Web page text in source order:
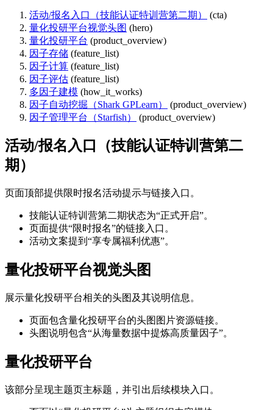
活动/报名入口（技能认证特训营第二期）
(cta)
量化投研平台视觉头图 (hero)
量化投研平台 (product_overview)
因子存储 (feature_list)
因子计算 (feature_list)
因子评估 (feature_list)
多因子建模 (how_it_works)
因子自动挖掘（Shark GPLearn）
(product_overview)
因子管理平台（Starfish）
(product_overview)
活动/报名入口（技能认证特训营第二
期）
页面顶部提供限时报名活动提示与链接入口。
技能认证特训营第二期状态为“正式开启”。
页面提供“限时报名”的链接入口。
活动文案提到“享专属福利优惠”。
量化投研平台视觉头图
展示量化投研平台相关的头图及其说明信息。
页面包含量化投研平台的头图图片资源链接。
头图说明包含“从海量数据中提炼高质量因子”。
量化投研平台
该部分呈现主题页主标题，并引出后续模块入口。